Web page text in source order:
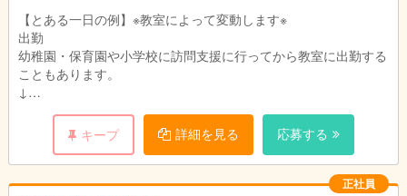
【とある一日の例】※教室によって変動します※
出勤
幼稚園・保育園や小学校に訪問支援に行ってから教室に出勤する
こともあります。
↓
指導準備
個別支援計画に沿って指導の準備をします。
プリントやカードの他、おもちゃやタブレットを使うことも。
↓
個別支援計画の作成
キープ 詳細を見る 応募する
正社員